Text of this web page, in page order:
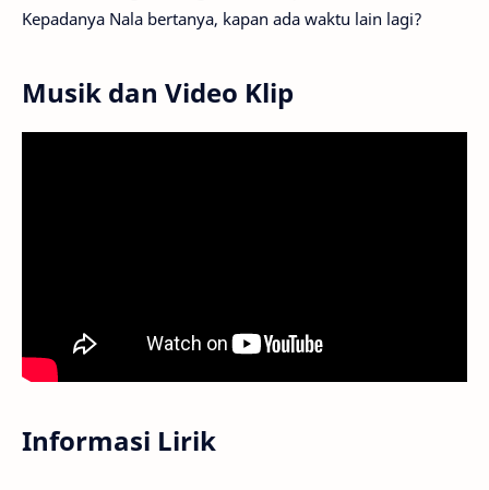
Kepadanya Nala bertanya, kapan ada waktu lain lagi?
Musik dan Video Klip
Informasi Lirik